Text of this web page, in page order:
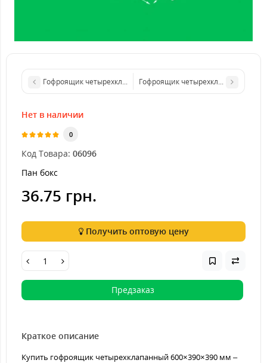
Гофроящик четырехклапанный 600*350*290 бурый. GFR
Нет в наличии
0
Код Товара: 06096
Пан бокс
36.75 грн.
Получить оптовую цену
Предзаказ
Краткое описание
Купить гофроящик четырехклапанный 600×390×390 мм –